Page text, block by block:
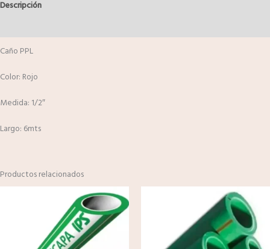
Descripción
Caño PPL
Color: Rojo
Medida: 1/2″
Largo: 6mts
Productos relacionados